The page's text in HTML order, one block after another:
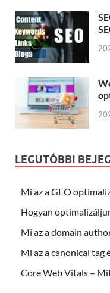
LEGUTÓBBI
Mi az a GEO
Hogyan
Mi az a domain
Mi az a canonical tag
Core Web Vitals –